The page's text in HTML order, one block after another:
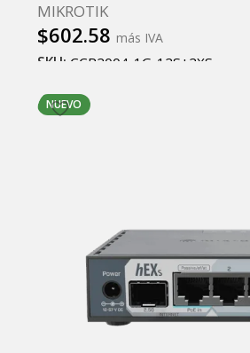
MIKROTIK
$602.58 más IVA
SKU: CCR2004-1G-12S+2XS
NUEVO